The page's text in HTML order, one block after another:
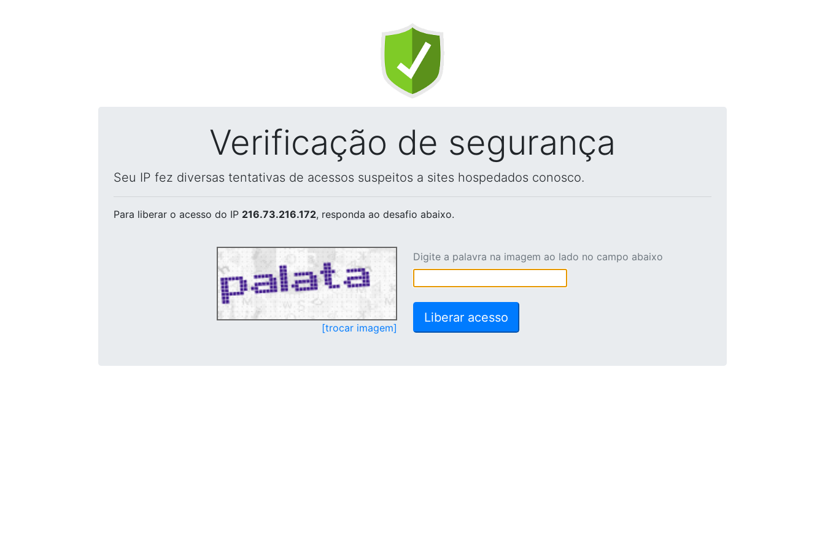
Verificação de segurança
Seu IP fez diversas tentativas de acessos suspeitos a sites hospedados conosco.
Para liberar o acesso do IP 216.73.216.172, responda ao desafio abaixo.
[trocar imagem]
Digite a palavra na imagem ao lado no campo abaixo